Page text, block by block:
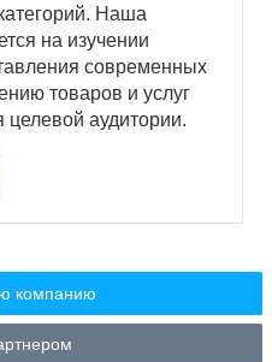
Наша
на изучении
современных
товаров и услуг
целевой аудитории.
компанию